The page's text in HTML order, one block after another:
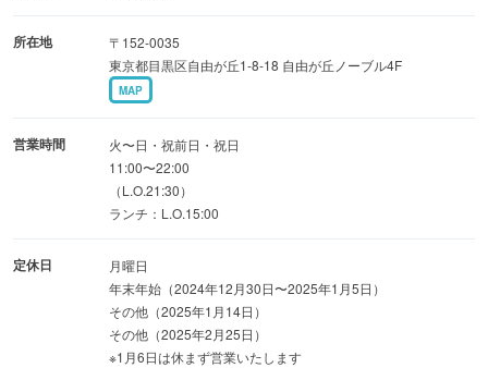
に ♪
◆キャンセル規定
【貸し切り予約・10名様以上のコース予約】
ご予約日の7日前以降のキャンセルにつきましては、
コース料理代金の全額をキャンセル料として頂戴いたしま
【席のみ予約（10名様以上）】
ご予約日の7日前以降のキャンセルにつきましては、
お一人様あたり2,000円をキャンセル料として頂戴いたしま
所在地
〒152-0035
東京都目黒区自由が丘1-8-18 自由が丘ノーブル4F
MAP
営業時間
火〜日・祝前日・祝日
11:00〜22:00
（L.O.21:30）
ランチ：L.O.15:00
定休日
月曜日
年末年始（2024年12月30日〜2025年1月5日）
その他（2025年1月14日）
その他（2025年2月25日）
※1月6日は休まず営業いたします